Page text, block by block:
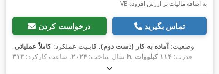
VB به اضافه مالیات بر ارزش افزوده
درخواست کردن تماس بگیرید
وضعیت:آماده به کار (دست دوم), قابلیت عملکرد:کاملاً عملیاتی,
سال ساخت: ۲۰۲۴, ساعت کارکرد: ۳۱۳ h , قدرت:
۱۱۴ کیلووات
(۱۵۵٫۰۰ اسب بخار), سازنده موتور: